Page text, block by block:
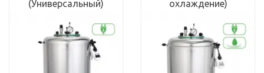
(Универсальный)
охлаждение)